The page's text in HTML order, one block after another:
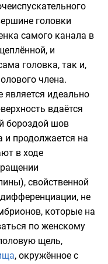
головки
самого канала в
и
головка, так и,
члена.
является идеально
вдаётся
бороздой шов
и продолжается на
в ходе
свойственной
не
которые на
по женскому
щель,
, окружённое с